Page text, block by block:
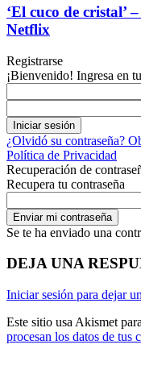
‘El cuco de cristal’
Netflix
Registrarse
¡Bienvenido! Ingresa en
¿Olvidó su contraseña?
Política de Privacidad
Recuperación de
Recupera tu contraseña
Se te ha enviado una
DEJA UNA
Iniciar sesión para dejar
Este sitio usa Akismet
procesan los datos de tus